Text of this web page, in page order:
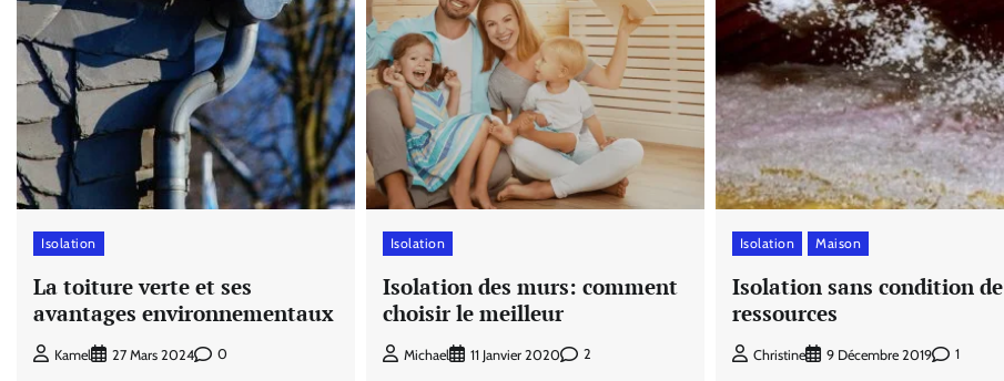
Isolation
La toiture verte et ses
avantages environnementaux
Kamel 27 Mars 2024 0
Isolation
Isolation des murs: comment
choisir le meilleur
Michael 11 Janvier 2020 2
Isolation Maison
Isolation sans condition de
ressources
Christine 9 Décembre 2019 1